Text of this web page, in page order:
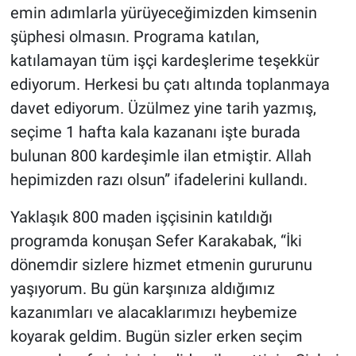
emin adımlarla yürüyeceğimizden kimsenin
şüphesi olmasın. Programa katılan,
katılamayan tüm işçi kardeşlerime teşekkür
ediyorum. Herkesi bu çatı altında toplanmaya
davet ediyorum. Üzülmez yine tarih yazmış,
seçime 1 hafta kala kazananı işte burada
bulunan 800 kardeşimle ilan etmiştir. Allah
hepimizden razı olsun” ifadelerini kullandı.
Yaklaşık 800 maden işçisinin katıldığı
programda konuşan Sefer Karakabak, “İki
dönemdir sizlere hizmet etmenin gururunu
yaşıyorum. Bu gün karşınıza aldığımız
kazanımları ve alacaklarımızı heybemize
koyarak geldim. Bugün sizler erken seçim